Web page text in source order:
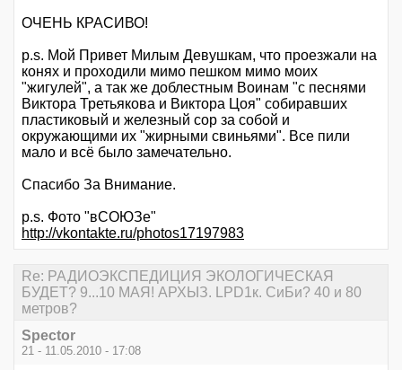
ОЧЕНЬ КРАСИВО!
p.s. Мой Привет Милым Девушкам, что проезжали на
конях и проходили мимо пешком мимо моих
"жигулей", а так же доблестным Воинам "с песнями
Виктора Третьякова и Виктора Цоя" собиравших
пластиковый и железный сор за собой и
окружающими их "жирными свиньями". Все пили
мало и всё было замечательно.
Спасибо За Внимание.
p.s. Фото "вСОЮЗе"
http://vkontakte.ru/photos17197983
Re: РАДИОЭКСПЕДИЦИЯ ЭКОЛОГИЧЕСКАЯ
БУДЕТ? 9...10 МАЯ! АРХЫЗ. LPD1к. СиБи? 40 и 80
метров?
Spector
21 - 11.05.2010 - 17:08